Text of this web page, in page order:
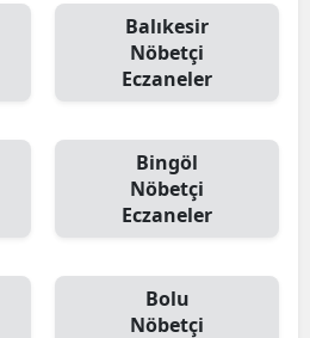
Balıkesir
Nöbetçi
Eczaneler
Bingöl
Nöbetçi
Eczaneler
Bolu
Nöbetçi